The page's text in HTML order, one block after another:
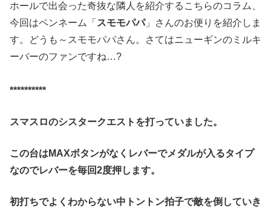
ホールで出会った奇抜な隣人を紹介するこちらのコラム、
今回はペンネーム「 スモモパパ」さんのお便りを紹介しま
す。どうも～スモモパパさん。さてはニューギンのミルキ
ーバーのファンですね…?
**********
スマスロのシスタークエストを打っていました。
この台はMAXボタンがなくレバーでメダルが入るタイプ
なのでレバーを毎回2度押します。
初打ちでよくわからない中トントン拍子で敵を倒していき